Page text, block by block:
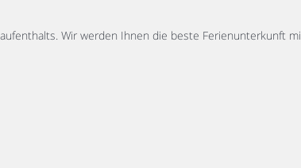
Wir werden Ihnen die beste Ferienunterkunft